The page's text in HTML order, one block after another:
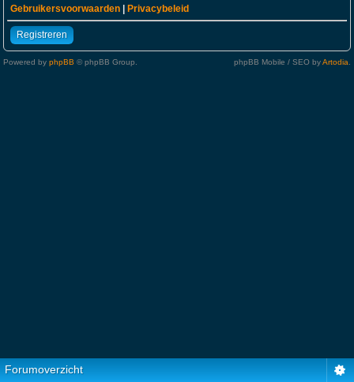
Gebruikersvoorwaarden
Privacybeleid
Registreren
Powered by phpBB © phpBB Group. phpBB Mobile / SEO byArtodia
Forumoverzicht